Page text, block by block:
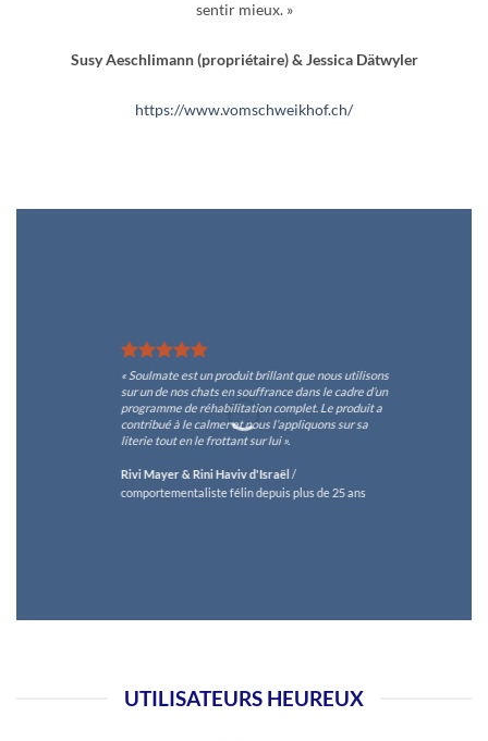
sentir mieux. »
Susy Aeschlimann (propriétaire) & Jessica Dätwyler
https://www.vomschweikhof.ch/
« Soulmate est un produit brillant que nous utilisons
sur un de nos chats en souffrance dans le cadre d’un
programme de réhabilitation complet. Le produit a
contribué à le calmer et nous l’appliquons sur sa
literie tout en le frottant sur lui ».
Rivi Mayer & Rini Haviv d'Israël/
comportementaliste félin depuis plus de 25 ans
UTILISATEURS HEUREUX